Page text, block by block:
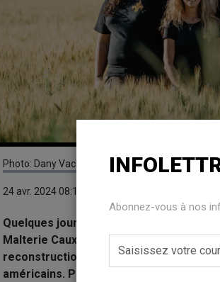
Photo: Dany Vachon - Photographe
24 avr. 2024 08:17
Quelques jours après l’incendie qui a
Malterie Caux-Laflamme de Saint-
reconstruction prend forme et
américains. Par
Abonnez-vous à nos